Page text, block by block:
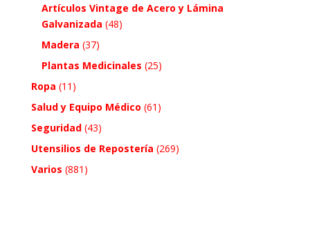
Artículos Vintage de Acero y Lámina
Galvanizada (48)
Madera (37)
Plantas Medicinales (25)
Ropa (11)
Salud y Equipo Médico (61)
Seguridad (43)
Utensilios de Repostería (269)
Varios (881)